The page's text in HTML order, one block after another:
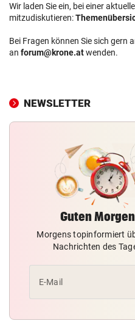
Wir laden Sie ein, bei einer
mitzudiskutieren:
Bei Fragen können Sie sich gern
an forum@krone.atwenden.
NEWSLETTER
Guten Morgen
Morgens topinformiert
Nachrichten des
E-Mail